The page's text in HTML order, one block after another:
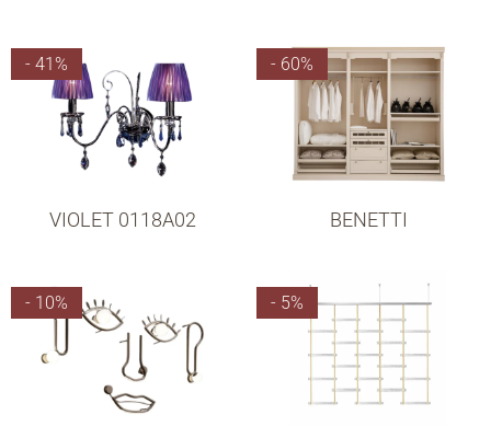
- 41%
VIOLET 0118A02
- 60%
BENETTI
- 10% - 5%